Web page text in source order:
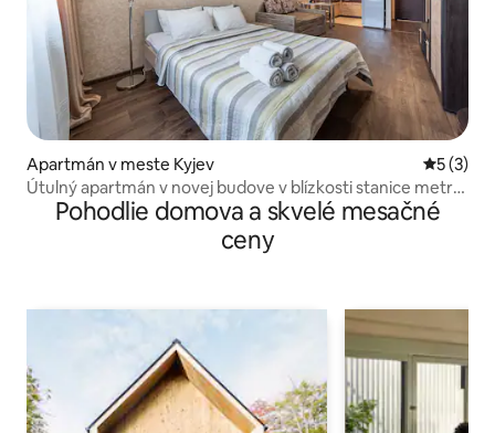
Apartmán v meste Kyjev
5 (3)
Útulný apartmán v novej budove v blízkosti stanice metra
Teremki
Pohodlie domova a skvelé mesačné
ceny